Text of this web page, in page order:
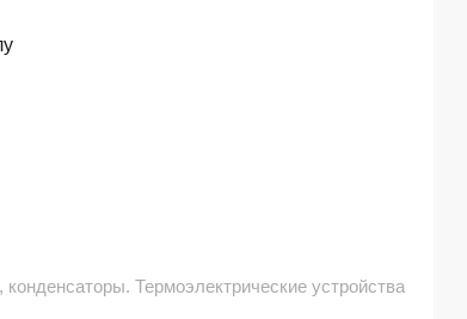
Термоэлектрические устройства